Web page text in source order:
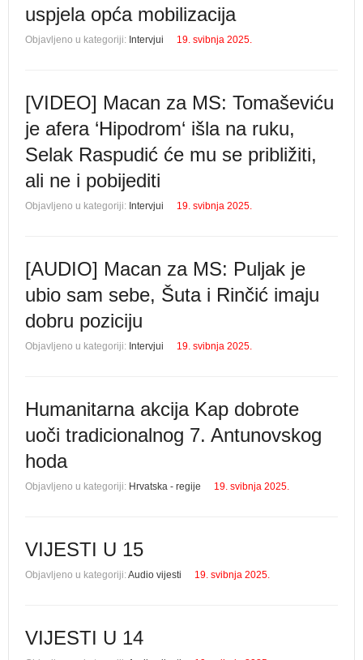
uspjela opća mobilizacija
Objavljeno u kategoriji: Intervjui 19. svibnja 2025.
[VIDEO] Macan za MS: Tomaševiću
je afera ‘Hipodrom‘ išla na ruku,
Selak Raspudić će mu se približiti,
ali ne i pobijediti
Objavljeno u kategoriji: Intervjui 19. svibnja 2025.
[AUDIO] Macan za MS: Puljak je
ubio sam sebe, Šuta i Rinčić imaju
dobru poziciju
Objavljeno u kategoriji: Intervjui 19. svibnja 2025.
Humanitarna akcija Kap dobrote
uoči tradicionalnog 7. Antunovskog
hoda
Objavljeno u kategoriji: Hrvatska - regije 19. svibnja 2025.
VIJESTI U 15
Objavljeno u kategoriji:Audio vijesti 19. svibnja 2025.
VIJESTI U 14